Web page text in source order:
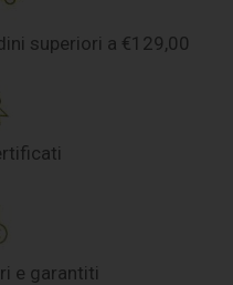
superiori a €129,00
e garantiti